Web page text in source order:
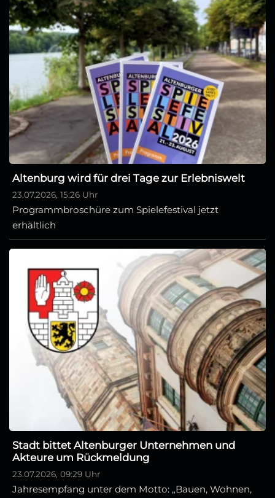
Altenburg wird für drei Tage zur Erlebniswelt
23.07.2026, 15:26 Uhr
Programmbroschüre zum Spielefestival jetzt
erhältlich
Stadt bittet Altenburger Unternehmen und
Akteure um Rückmeldung
23.07.2026, 09:29 Uhr
Jahresempfang unter dem Motto: „Bauen, Wohnen,